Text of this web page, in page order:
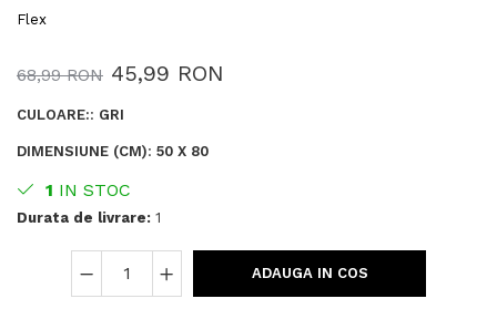
Flex
68,99 RON 45,99 RON
CULOARE:: GRI
DIMENSIUNE (CM): 50 X 80
1 IN STOC
Durata de livrare: 1
ADAUGA IN COS